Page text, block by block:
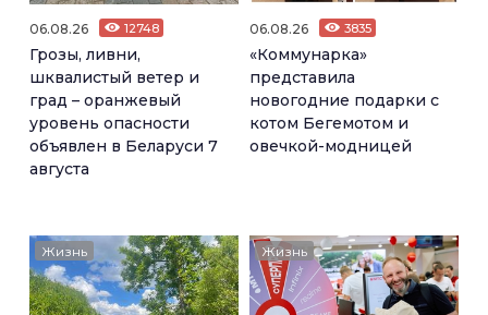
06.08.26 12748
Грозы, ливни,
шквалистый ветер и
град – оранжевый
уровень опасности
объявлен в Беларуси 7
августа
06.08.26 3835
«Коммунарка»
представила
новогодние подарки с
котом Бегемотом и
овечкой-модницей
Жизнь Жизнь